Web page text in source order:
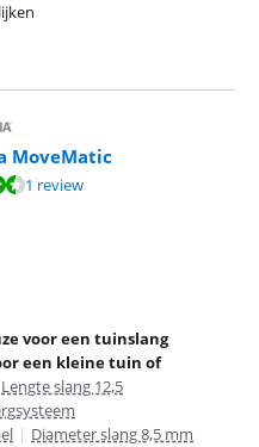
MoveMatic
op 1 review.
1 review
voor een tuinslang
een kleine tuin of
Lengte slang 12,5
| Diameter slang 8,5 mm